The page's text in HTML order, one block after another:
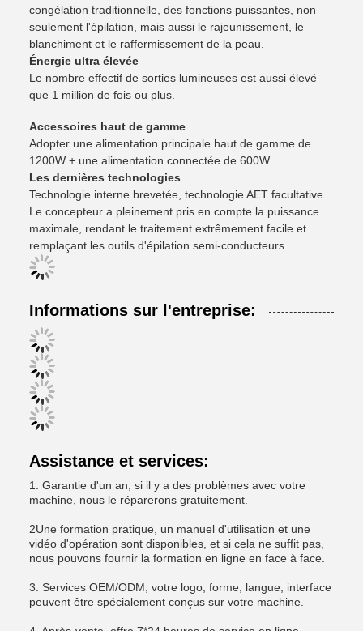
congélation traditionnelle, des fonctions puissantes, non
seulement l'épilation, mais aussi le rajeunissement, le
blanchiment et le raffermissement de la peau.
Énergie ultra élevée
Le nombre effectif de sorties lumineuses est aussi élevé
que 1 million de fois ou plus.
Accessoires haut de gamme
Adopter une alimentation principale haut de gamme de
1200W + une alimentation connectée de 600W
Les dernières technologies
Technologie interne brevetée, technologie AET facultative
Le concepteur a pleinement pris en compte la puissance
maximale, rendant le traitement extrêmement facile et
remplaçant les outils d'épilation semi-conducteurs.
Informations sur l'entreprise:
Assistance et services:
1. Garantie d'un an, si il y a des problèmes avec votre
machine, nous le réparerons gratuitement.
2Une formation pratique, un manuel d'utilisation et une
vidéo d'opération sont disponibles, et si cela ne suffit pas,
nous pouvons fournir la formation en ligne en face à face.
3. Services OEM/ODM, votre logo, forme, langue, interface
peuvent être spécialement conçus sur votre machine.